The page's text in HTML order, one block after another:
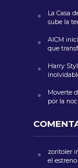
La Casa
sube la
AICM
que
Harry
Moverte
por la
zoritoler
el